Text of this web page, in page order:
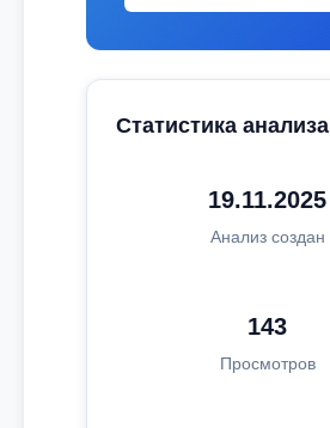
Статистика анализа
19.11.2025
Анализ создан
143
Просмотров